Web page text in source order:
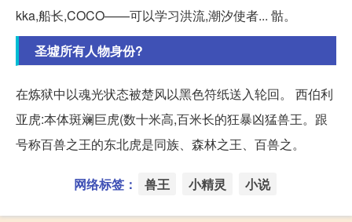
kka,船长,COCO——可以学习洪流,潮汐使者... 骷。
圣墟所有人物身份?
在炼狱中以魂光状态被楚风以黑色符纸送入轮回。 西伯利
亚虎:本体斑斓巨虎(数十米高,百米长的狂暴凶猛兽王。跟
号称百兽之王的东北虎是同族、森林之王、百兽之。
网络标签： 兽王 小精灵 小说